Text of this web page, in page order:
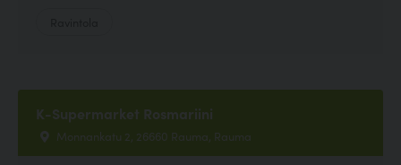
K-Supermarket Rosmariini
Monnankatu 2, 26660 Rauma, Rauma